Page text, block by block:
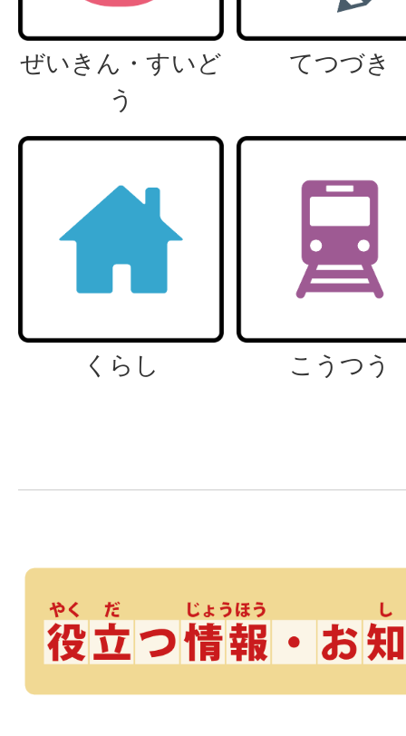
ぜいきん・すいど
う
てつづき
くらし こうつう